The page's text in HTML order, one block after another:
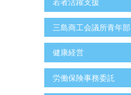
若者活躍支援
三島商工会議所青年部
健康経営
労働保険事務委託